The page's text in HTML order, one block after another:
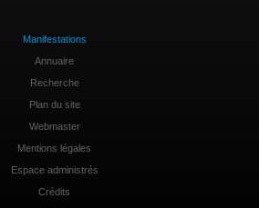
Manifestations
Annuaire
Recherche
Plan du site
Webmaster
Mentions légales
Espace administrés
Crédits